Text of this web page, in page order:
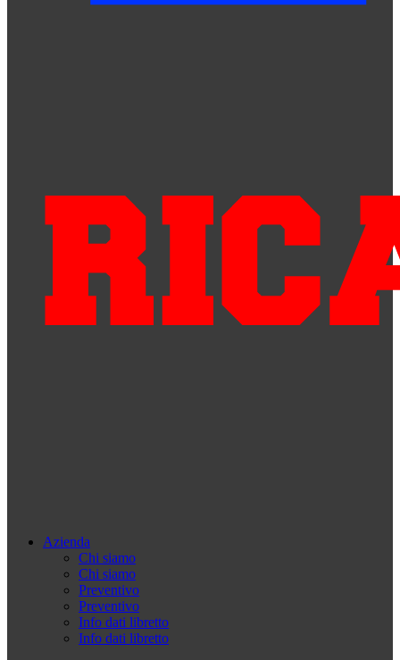
Azienda
Chi siamo
Chi siamo
Preventivo
Preventivo
Info dati libretto
Info dati libretto